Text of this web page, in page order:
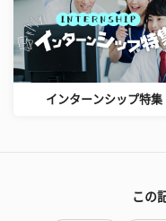
インターンシップ特集
この